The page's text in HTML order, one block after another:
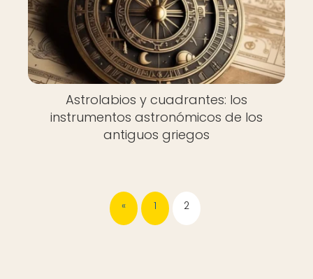
Astrolabios y cuadrantes: los
instrumentos astronómicos de los
antiguos griegos
« 1 2